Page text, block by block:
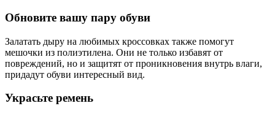
Обновите вашу пару обуви
Залатать дыру на любимых кроссовках также помогут
мешочки из полиэтилена. Они не только избавят от
повреждений, но и защитят от проникновения внутрь влаги,
придадут обуви интересный вид.
Украсьте ремень